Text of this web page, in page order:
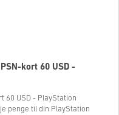
kort 60 USD -
60 USD - PlayStation
penge til din PlayStation